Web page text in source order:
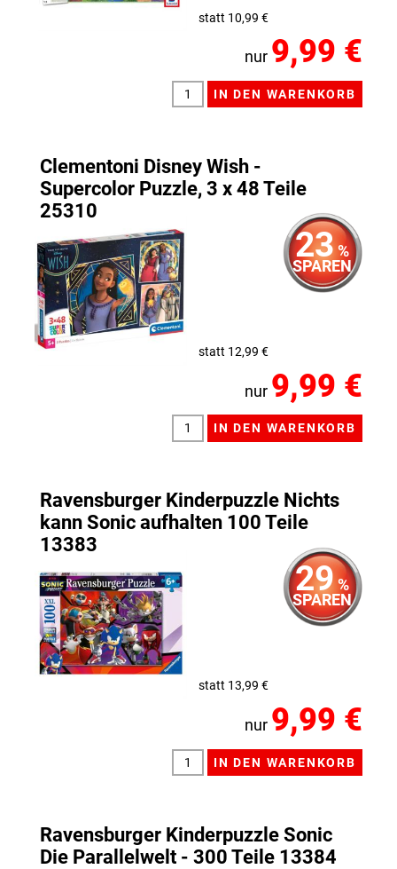
statt 10,99 €
nur 9,99 €
Clementoni Disney Wish -
Supercolor Puzzle, 3 x 48 Teile
25310
23 %
SPAREN
statt 12,99 €
nur 9,99 €
Ravensburger Kinderpuzzle Nichts
kann Sonic aufhalten 100 Teile
13383
29 %
SPAREN
statt 13,99 €
nur 9,99 €
Ravensburger Kinderpuzzle Sonic
Die Parallelwelt - 300 Teile 13384